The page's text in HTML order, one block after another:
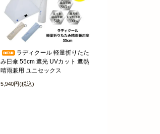
ラディクール 軽量折りたた
み日傘 55cm 遮光 UVカット 遮熱
晴雨兼用 ユニセックス
5,940円(税込)